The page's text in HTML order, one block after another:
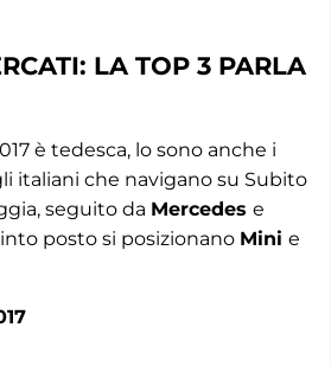
LA TOP 3 PARLA
è tedesca, lo sono anche i
italiani che navigano su Subito
seguito da Mercedes e
posto si posizionano Mini e